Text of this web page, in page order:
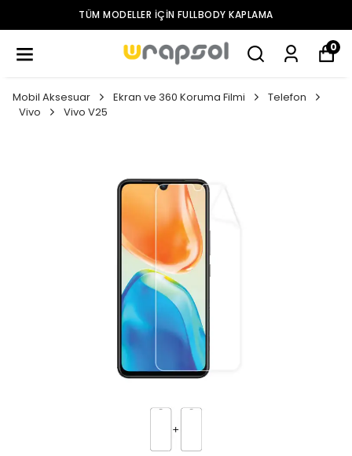
TÜM MODELLER IÇIN FULLBODY KAPLAMA
0
Mobil Aksesuar Ekran ve 360 Koruma Filmi
Telefon
Vivo
Vivo V25